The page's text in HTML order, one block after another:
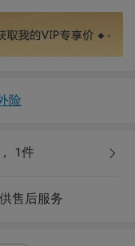
险
1件
售后服务